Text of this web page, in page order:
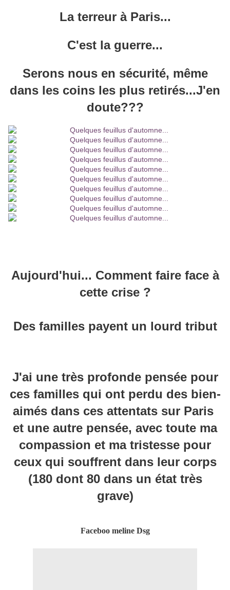
La terreur à Paris...
C'est la guerre...
Serons nous en sécurité, même
dans les coins les plus retirés...J'en
doute???
Aujourd'hui... Comment faire face à
cette crise ?
Des familles payent un lourd tribut
J'ai une très profonde pensée pour
ces familles qui ont perdu des bien-
aimés dans ces attentats sur Paris
et une autre pensée, avec toute ma
compassion et ma tristesse pour
ceux qui souffrent dans leur corps
(180 dont 80 dans un état très
grave)
Faceboo meline Dsg